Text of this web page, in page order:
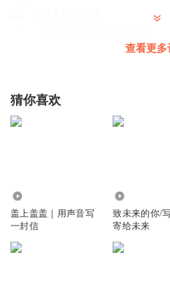
思念还在，真的还在，虽然
查看更多
猜你喜欢
盖上盖盖｜用声音写
一封信
致未来的你/
寄给未来